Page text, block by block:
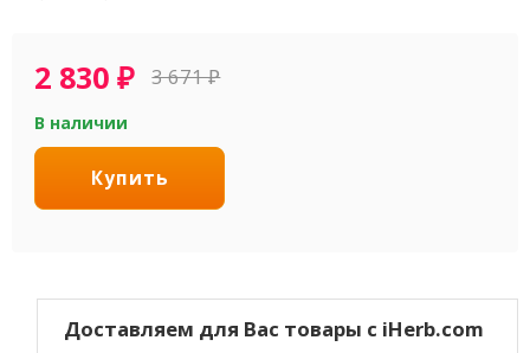
2 830₽ 3 671₽
В наличии
Купить
Доставляем для Вас товары с iHerb.com